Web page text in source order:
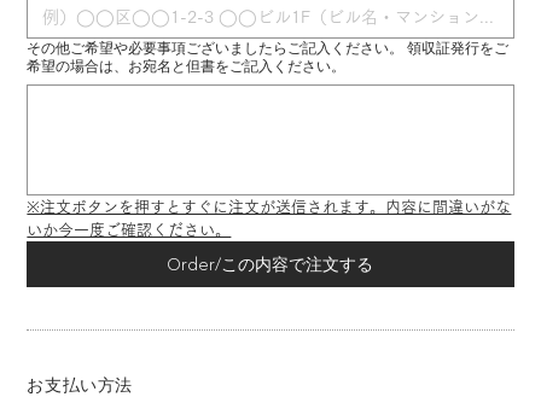
その他ご希望や必要事項ございましたらご記入ください。 領収証発行をご
希望の場合は、お宛名と但書をご記入ください。
※注文ボタンを押すとすぐに注文が送信されます。内容に間違いがな
いか今一度ご確認ください。
Order/この内容で注文する
お支払い方法